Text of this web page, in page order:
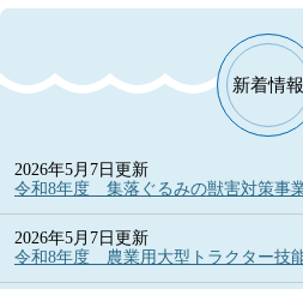
新着情報
2026年5月7日更新
令和8年度 集落ぐるみの獣害対策事
2026年5月7日更新
令和8年度 農業用大型トラクター技